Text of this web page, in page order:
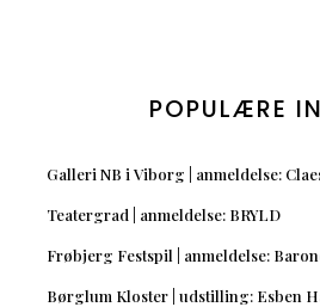
POPULÆRE
Galleri NB i Viborg | anmeldelse:
Teatergrad | anmeldelse: BRYLD
Frøbjerg Festspil | anmeldelse:
Børglum Kloster | udstilling: Esben